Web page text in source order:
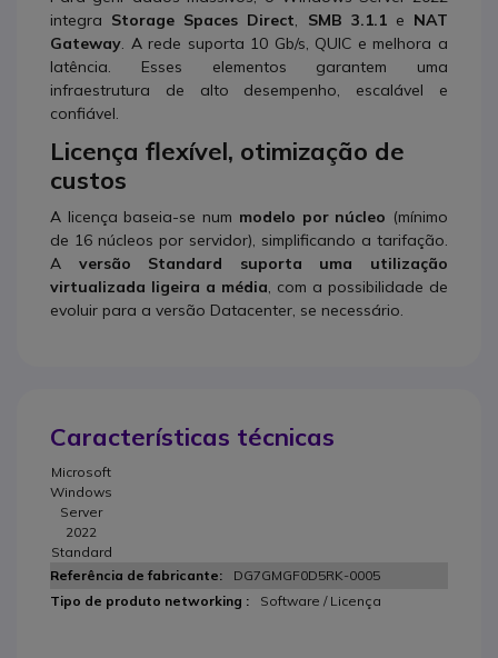
integra Storage Spaces Direct, SMB 3.1.1e NAT
Gateway. A rede suporta 10 Gb/s, QUIC e melhora a
latência. Esses elementos garantem uma
infraestrutura de alto desempenho, escalável e
confiável.
Licença flexível, otimização de
custos
A licença baseia-se num modelo por núcleo (mínimo
de 16 núcleos por servidor), simplificando a tarifação.
A versão Standard suporta uma utilização
virtualizada ligeira a média, com a possibilidade de
evoluir para a versão Datacenter, se necessário.
Características técnicas
Microsoft
Windows
Server
2022
Standard
DG7GMGF0D5RK-0005
Software / Licença